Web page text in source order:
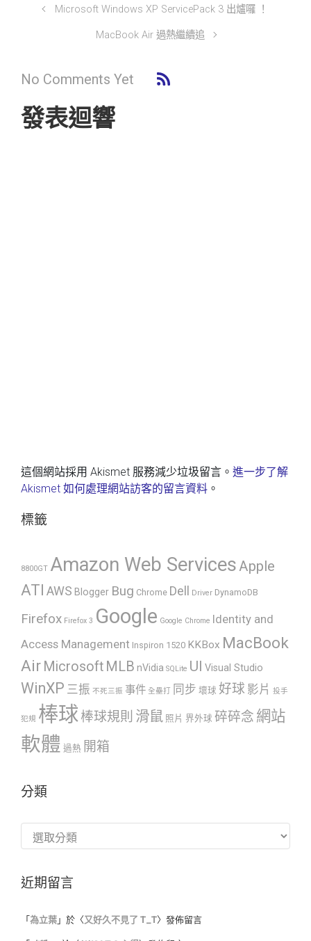
Microsoft Windows XP ServicePack 3 出爐囉 ！
MacBook Air 過熱繼續追
No Comments Yet
發表迴響
這個網站採用 Akismet 服務減少垃圾留言。 進一步了解
Akismet 如何處理網站訪客的留言資料 。
標籤
8800GT Amazon Web Services Apple
ATI AWS Blogger Bug Chrome Dell Driver DynamoDB
Firefox Firefox 3 Google Google Chrome Identity and
Access Management Inspiron 1520 KKBox MacBook
Air Microsoft MLB nVidia SQLite UI Visual Studio
WinXP 三振 不死三振 事件 全壘打 同步 壞球 好球 影片 投手
犯規 棒球 棒球規則 滑鼠 照片 界外球 碎碎念 網站
軟體 過熱 開箱
分類
近期留言
「 為立葉 」於〈又好久不見了 T_T〉發佈留言